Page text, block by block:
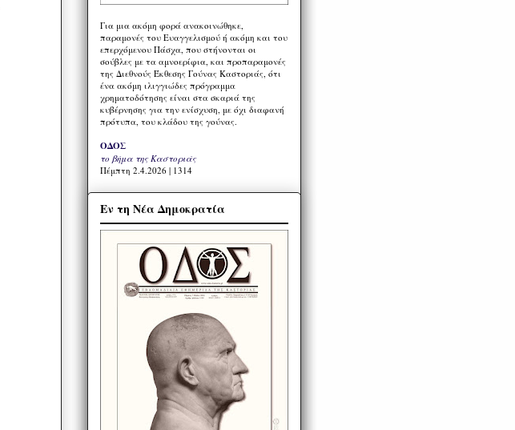
Για μια ακόμη φορά ανακοινώθηκε,
παραμονές του Ευαγγελισμού ή ακόμη και του
επερχόμενου Πάσχα, που στήνονται οι
σούβλες με τα αμνοερίφια, και προπαραμονές
της Διεθνούς Έκθεσης Γούνας Καστοριάς, ότι
ένα ακόμη ιλιγγιώδες πρόγραμμα
χρηματοδότησης είναι στα σκαριά της
κυβέρνησης για την ενίσχυση, με όχι διαφανή
πρότυπα, του κλάδου της γούνας.
ΟΔΟΣ
το βήμα της Καστοριάς
Πέμπτη 2.4.2026 | 1314
Εν τη Νέα Δημοκρατία